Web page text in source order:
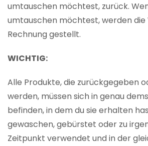
umtauschen möchtest, zurück.
umtauschen möchtest, werden die
Rechnung gestellt.
WICHTIG:
Alle Produkte, die zurückgegeben
werden, müssen sich in genau
befinden, in dem du sie erhalten
gewaschen, gebürstet oder zu
Zeitpunkt verwendet und in der